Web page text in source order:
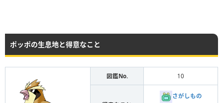
ポッポの生息地と得意なこと
図鑑No. 10
さがしもの